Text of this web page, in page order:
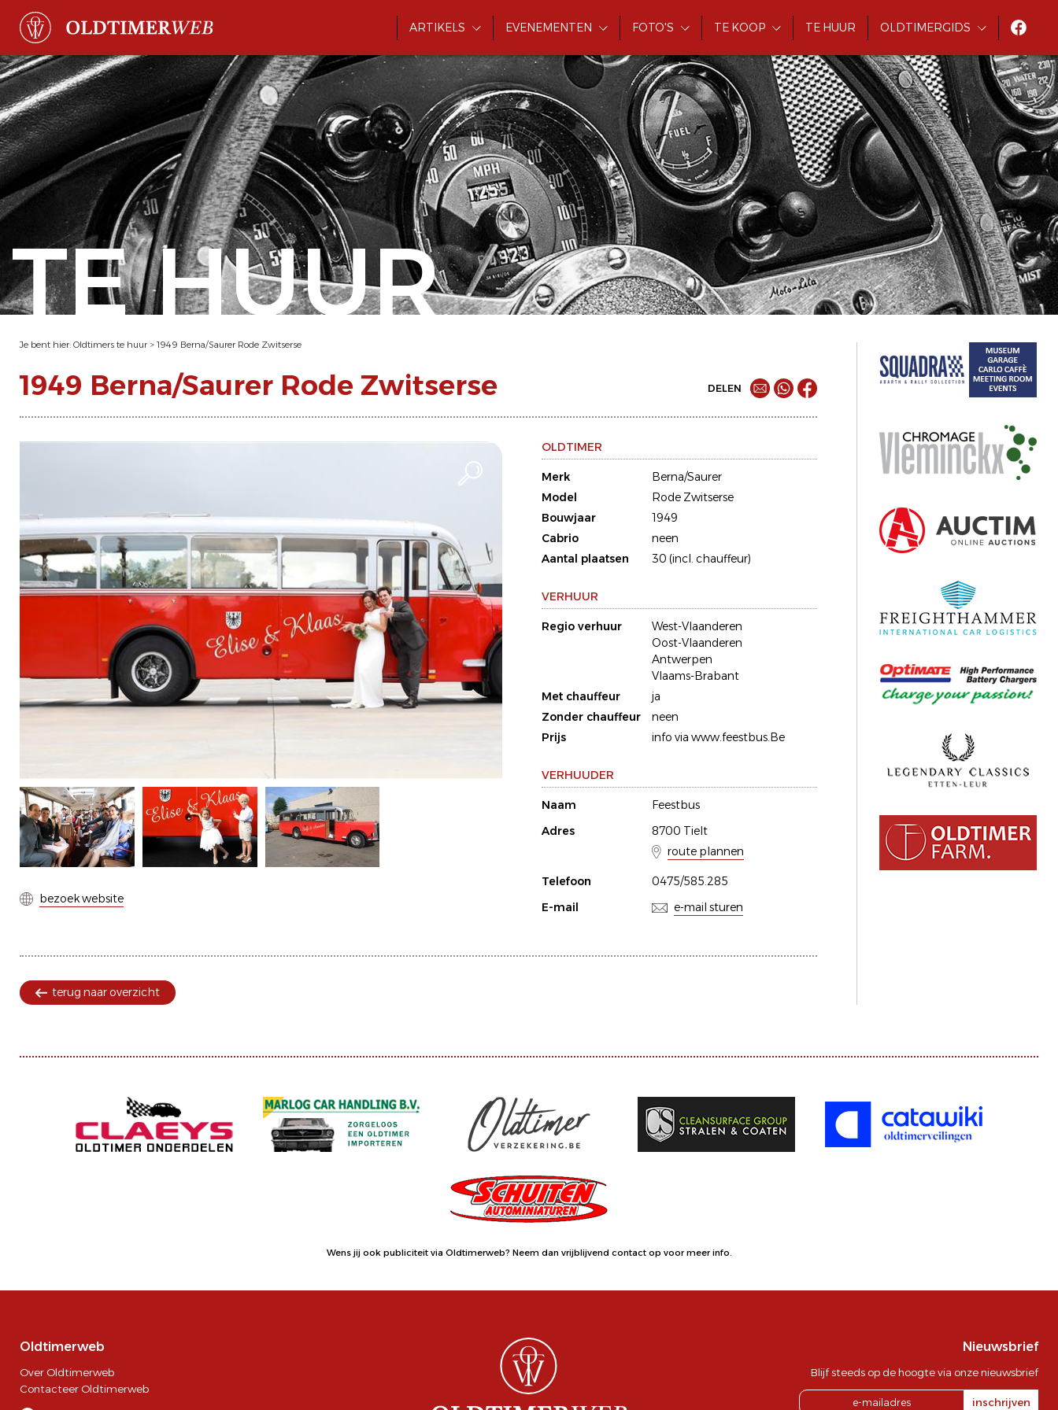
ARTIKELS EVENEMENTEN FOTO'S TE KOOP TE HUUR OLDTIMERGIDS
TE HUUR
Je bent hier: Oldtimers te huur > 1949 Berna/Saurer Rode Zwitserse
1949 Berna/Saurer Rode Zwitserse DELEN
bezoek website
OLDTIMER
Merk
Berna/Saurer
Model
Rode Zwitserse
Bouwjaar
1949
Cabrio
neen
Aantal plaatsen
30 (incl. chauffeur)
VERHUUR
Regio verhuur
West-Vlaanderen
Oost-Vlaanderen
Antwerpen
Vlaams-Brabant
Met chauffeur
ja
Zonder chauffeur
neen
Prijs
info via www.feestbus.Be
VERHUUDER
Naam
Feestbus
Adres
8700 Tielt
route plannen
Telefoon
0475/585.285
E-mail
e-mail sturen
terug naar overzicht
Wens jij ook publiciteit via Oldtimerweb? Neem dan vrijblijvend contact op voor meer info.
Oldtimerweb
Over Oldtimerweb
Contacteer Oldtimerweb
Nieuwsbrief
Blijf steeds op de hoogte via onze nieuwsbrief
inschrijven